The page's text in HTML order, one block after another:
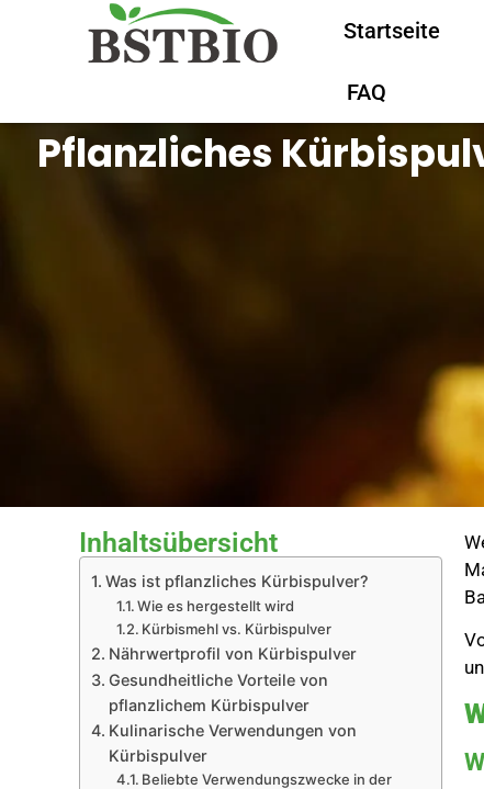
Startseite
FAQ
Pflanzliches
Inhaltsübersicht
Was ist pflanzliches Kürbispulver?
Wie es hergestellt wird
Kürbismehl vs. Kürbispulver
Nährwertprofil von Kürbispulver
Gesundheitliche Vorteile von
pflanzlichem Kürbispulver
Kulinarische Verwendungen von
Kürbispulver
Beliebte Verwendungszwecke in der